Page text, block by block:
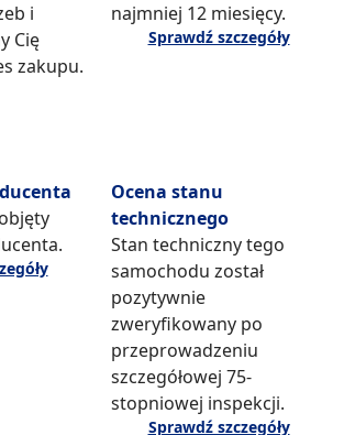
i
Cię
zakupu.
najmniej 12 miesięcy.
Sprawdź szczegóły
Ocena stanu
technicznego
Stan techniczny tego
samochodu został
pozytywnie
zweryfikowany po
przeprowadzeniu
szczegółowej 75-
stopniowej inspekcji.
Sprawdź szczegóły